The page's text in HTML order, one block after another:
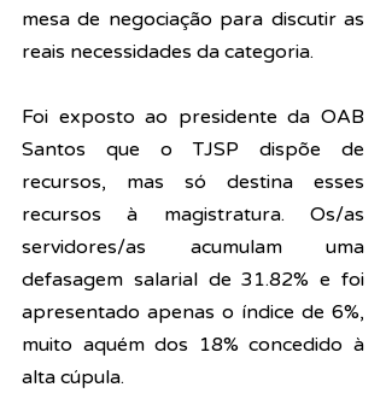
mesa de negociação para discutir as
reais necessidades da categoria.
Foi exposto ao presidente da OAB
Santos que o TJSP dispõe de
recursos, mas só destina esses
recursos à magistratura. Os/as
servidores/as acumulam uma
defasagem salarial de 31.82% e foi
apresentado apenas o índice de 6%,
muito aquém dos 18% concedido à
alta cúpula.